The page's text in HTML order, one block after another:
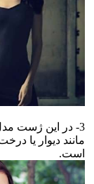
3- در این ژست
مانند دیوار یا
است.